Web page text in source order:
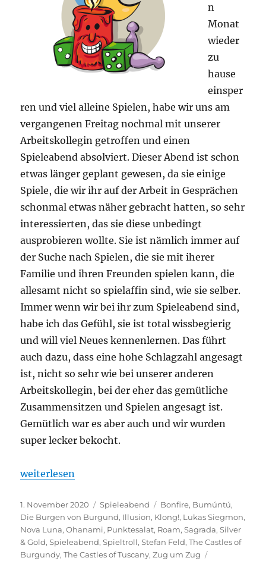
n
Monat
wieder
zu
hause
einsper
ren und viel alleine Spielen, habe wir uns am
vergangenen Freitag nochmal mit unserer
Arbeitskollegin getroffen und einen
Spieleabend absolviert. Dieser Abend ist schon
etwas länger geplant gewesen, da sie einige
Spiele, die wir ihr auf der Arbeit in Gesprächen
schonmal etwas näher gebracht hatten, so sehr
interessierten, das sie diese unbedingt
ausprobieren wollte. Sie ist nämlich immer auf
der Suche nach Spielen, die sie mit iherer
Familie und ihren Freunden spielen kann, die
allesamt nicht so spielaffin sind, wie sie selber.
Immer wenn wir bei ihr zum Spieleabend sind,
habe ich das Gefühl, sie ist total wissbegierig
und will viel Neues kennenlernen. Das führt
auch dazu, dass eine hohe Schlagzahl angesagt
ist, nicht so sehr wie bei unserer anderen
Arbeitskollegin, bei der eher das gemütliche
Zusammensitzen und Spielen angesagt ist.
Gemütlich war es aber auch und wir wurden
super lecker bekocht.
„Spieleabend #18 – The Castles of Punktesalat“
weiterlesen
Veröffentlicht
am
1. November 2020 Kategorien
Spieleabend Schlagwörter
Bonfire, Bumúntú,
Die Burgen von Burgund, Illusion, Klong!, Lukas Siegmon,
Nova Luna,Ohanami, Punktesalat, Roam,Sagrada,Silver
& Gold,Spieleabend,Spieltroll,Stefan Feld,The Castles of
Burgundy,The Castles of Tuscany,Zug um Zug